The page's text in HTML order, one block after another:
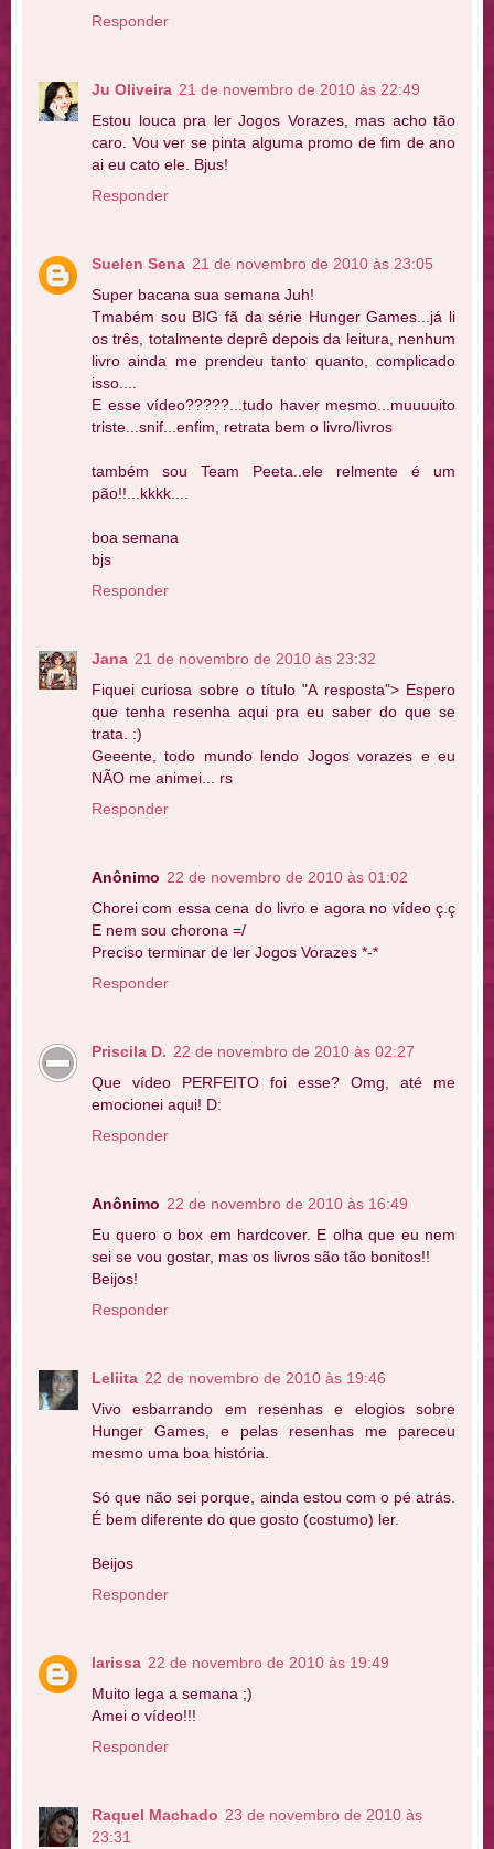
Responder
Ju Oliveira 21 de novembro de 2010 às 22:49
Estou louca pra ler Jogos Vorazes, mas acho tão
caro. Vou ver se pinta alguma promo de fim de ano
ai eu cato ele. Bjus!
Responder
Suelen Sena 21 de novembro de 2010 às 23:05
Super bacana sua semana Juh!
Tmabém sou BIG fã da série Hunger Games...já li
os três, totalmente deprê depois da leitura, nenhum
livro ainda me prendeu tanto quanto, complicado
isso....
E esse vídeo?????...tudo haver mesmo...muuuuito
triste...snif...enfim, retrata bem o livro/livros
também sou Team Peeta..ele relmente é um
pão!!...kkkk....
boa semana
bjs
Responder
Jana 21 de novembro de 2010 às 23:32
Fiquei curiosa sobre o título "A resposta"> Espero
que tenha resenha aqui pra eu saber do que se
trata. :)
Geeente, todo mundo lendo Jogos vorazes e eu
NÃO me animei... rs
Responder
Anônimo 22 de novembro de 2010 às 01:02
Chorei com essa cena do livro e agora no vídeo ç.ç
E nem sou chorona =/
Preciso terminar de ler Jogos Vorazes *-*
Responder
Priscila D. 22 de novembro de 2010 às 02:27
Que vídeo PERFEITO foi esse? Omg, até me
emocionei aqui! D:
Responder
Anônimo 22 de novembro de 2010 às 16:49
Eu quero o box em hardcover. E olha que eu nem
sei se vou gostar, mas os livros são tão bonitos!!
Beijos!
Responder
Leliita 22 de novembro de 2010 às 19:46
Vivo esbarrando em resenhas e elogios sobre
Hunger Games, e pelas resenhas me pareceu
mesmo uma boa história.
Só que não sei porque, ainda estou com o pé atrás.
É bem diferente do que gosto (costumo) ler.
Beijos
Responder
larissa 22 de novembro de 2010 às 19:49
Muito lega a semana ;)
Amei o vídeo!!!
Responder
Raquel Machado 23 de novembro de 2010 às
23:31